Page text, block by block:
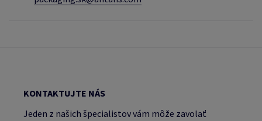
KONTAKTUJTE NÁS
Jeden z našich špecialistov vám môže zavolať